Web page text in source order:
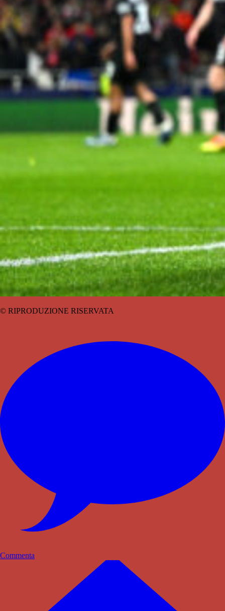
© RIPRODUZIONE RISERVATA
Commenta